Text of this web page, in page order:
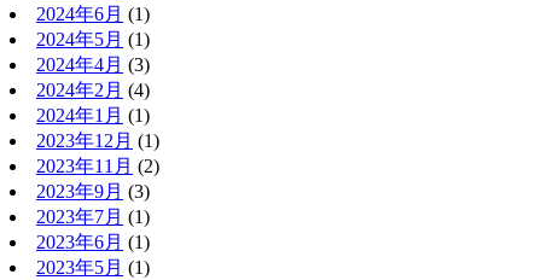
2024年6月 (1)
2024年5月 (1)
2024年4月 (3)
2024年2月 (4)
2024年1月 (1)
2023年12月 (1)
2023年11月 (2)
2023年9月 (3)
2023年7月 (1)
2023年6月 (1)
2023年5月 (1)